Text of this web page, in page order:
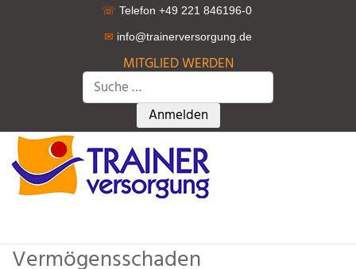
☏ Telefon +49 221 846196-0
✉ info@trainerversorgung.de
MITGLIED WERDEN
Suchen
Type 2 or more characters for
Anmelden
Vermögensschaden